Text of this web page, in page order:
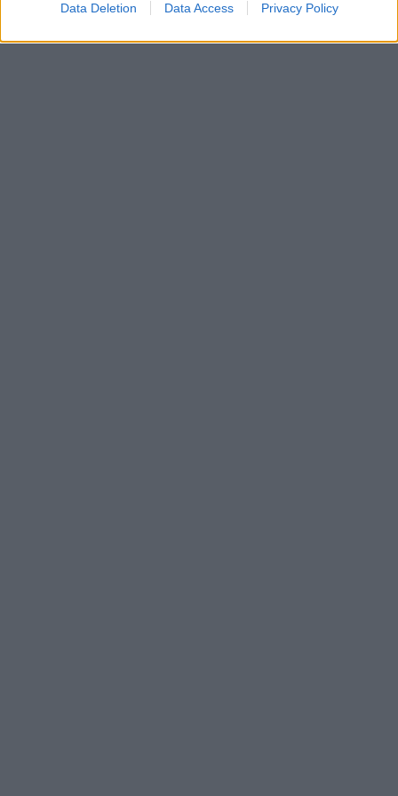
Data Deletion Data Access Privacy Policy